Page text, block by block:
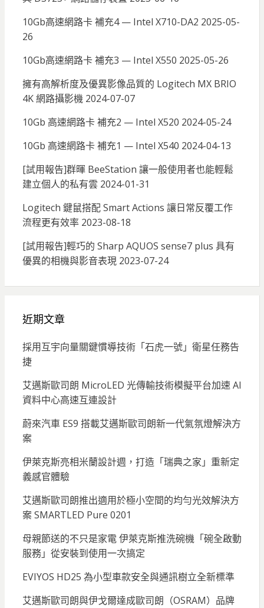
10Gb高速網路卡 補充4 — Intel X710-DA2 2025-05-
26
10Gb高速網路卡 補充3 — Intel X550 2025-05-26
擁有高解析度及優異影像品質的 Logitech MX BRIO
4K 網路攝影機 2024-07-07
10Gb 高速網路卡 補充2 — Intel X520 2024-05-24
10Gb 高速網路卡 補充1 — Intel X540 2024-04-13
[試用報告]群暉 BeeStation 讓一般使用者也能輕鬆
建立個人的私有雲 2024-01-31
Logitech 鍵鼠搭配 Smart Actions 讓日常反覆工作
流程更有效率 2023-08-18
[試用報告]輕巧的 Sharp AQUOS sense7 plus 具有
優異的相機與影音表現 2023-07-24
近期文章
採用互宇向量關鍵慣導技術「石虎一號」衛星任務告
捷
艾邁斯歐司朗 MicroLED 光傳輸技術模擬平台加速 AI
資料中心高速互連設計
蔚來汽車 ES9 搭載艾邁斯歐司朗新一代氣氛燈解決方
案
伊萊克斯亮相米蘭設計週，打造「瑞典之家」重新定
義感官體驗
艾邁斯歐司朗推出適用於極小空間的均勻光效解決方
案 SMARTLED Pure 0201
母親節送的不只是家電 伊萊克斯推洗碗機「碗全啟動
服務」從安裝到使用一次搞定
EVIYOS HD25 為小型車款安全與通訊樹立全新標準
艾邁斯歐司朗與伊戈爾達成歐司朗（OSRAM）品牌